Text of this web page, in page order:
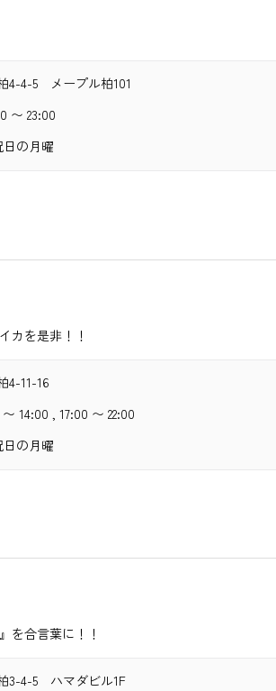
4-4-5 メープル柏101
〜 23:00
日の月曜
カを是非！！
4-11-16
〜 14:00 , 17:00 〜 22:00
日の月曜
を合言葉に！！
3-4-5 ハマダビル1F